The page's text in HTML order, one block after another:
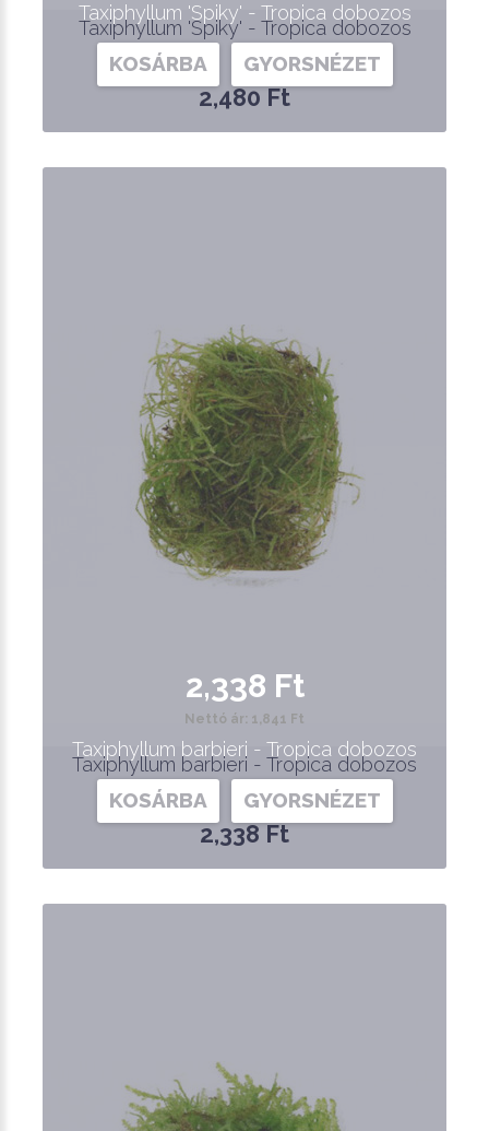
Taxiphyllum 'Spiky' - Tropica dobozos
2,480 Ft
Taxiphyllum 'Spiky' - Tropica dobozos
KOSÁRBA GYORSNÉZET
Taxiphyllum barbieri - Tropica dobozos
2,338 Ft
2,338 Ft
Nettó ár: 1,841 Ft
Taxiphyllum barbieri - Tropica dobozos
KOSÁRBA GYORSNÉZET